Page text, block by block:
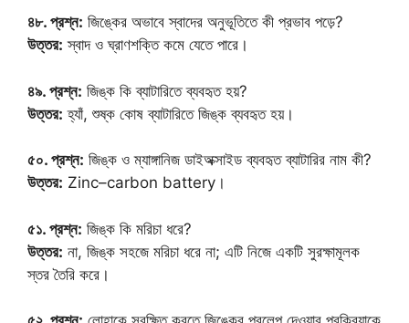
৪৮. প্রশ্ন: জিঙ্কের অভাবে স্বাদের অনুভূতিতে কী প্রভাব পড়ে?
উত্তর: স্বাদ ও ঘ্রাণশক্তি কমে যেতে পারে।
৪৯. প্রশ্ন: জিঙ্ক কি ব্যাটারিতে ব্যবহৃত হয়?
উত্তর: হ্যাঁ, শুষ্ক কোষ ব্যাটারিতে জিঙ্ক ব্যবহৃত হয়।
৫০. প্রশ্ন: জিঙ্ক ও ম্যাঙ্গানিজ ডাইঅক্সাইড ব্যবহৃত ব্যাটারির নাম কী?
উত্তর: Zinc–carbon battery।
৫১. প্রশ্ন: জিঙ্ক কি মরিচা ধরে?
উত্তর: না, জিঙ্ক সহজে মরিচা ধরে না; এটি নিজে একটি সুরক্ষামূলক
স্তর তৈরি করে।